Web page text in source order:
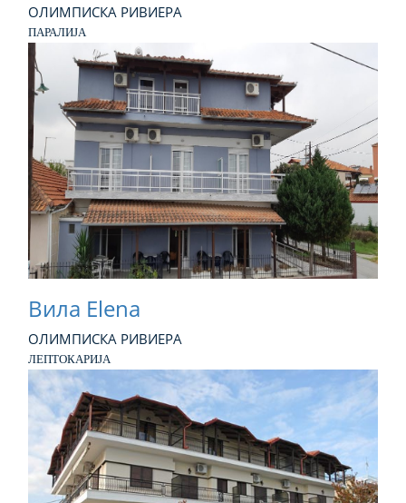
ОЛИМПИСКА РИВИЕРА
ПАРАЛИЈА
Вила Elena
ОЛИМПИСКА РИВИЕРА
ЛЕПТОКАРИЈА